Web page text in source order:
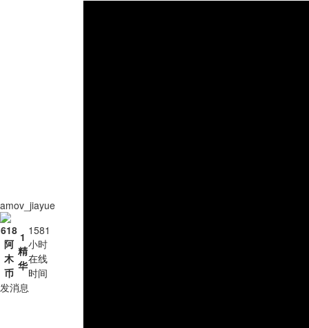
amov_jiayue
618
阿
木
币
1
精
华
1581
小时
在线
时间
发消息